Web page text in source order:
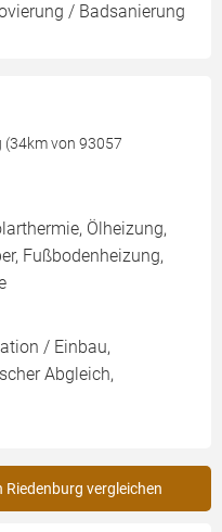
/ Badsanierung
(34km von 93057
Ölheizung,
Fußbodenheizung,
/ Einbau,
Abgleich,
vergleichen